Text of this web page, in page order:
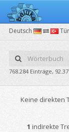
Deutsch
768.284 Einträge,
Keine direkten
1 indirekte